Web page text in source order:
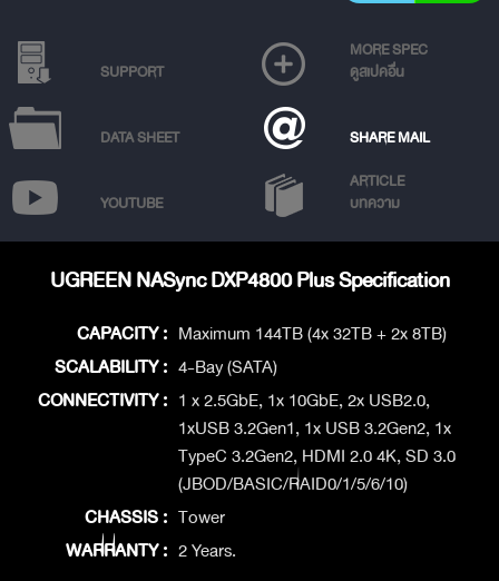
SUPPORT
MORE SPEC
ดูสเปคอื่น
DATA SHEET SHARE MAIL
YOUTUBE
ARTICLE
บทความ
UGREEN NASync DXP4800 Plus Specification
CAPACITY : Maximum 144TB (4x 32TB + 2x 8TB)
SCALABILITY : 4-Bay (SATA)
CONNECTIVITY : 1 x 2.5GbE, 1x 10GbE, 2x USB2.0,
1xUSB 3.2Gen1, 1x USB 3.2Gen2, 1x
TypeC 3.2Gen2, HDMI 2.0 4K, SD 3.0
(JBOD/BASIC/RAID0/1/5/6/10)
CHASSIS : Tower
WARRANTY : 2 Years.